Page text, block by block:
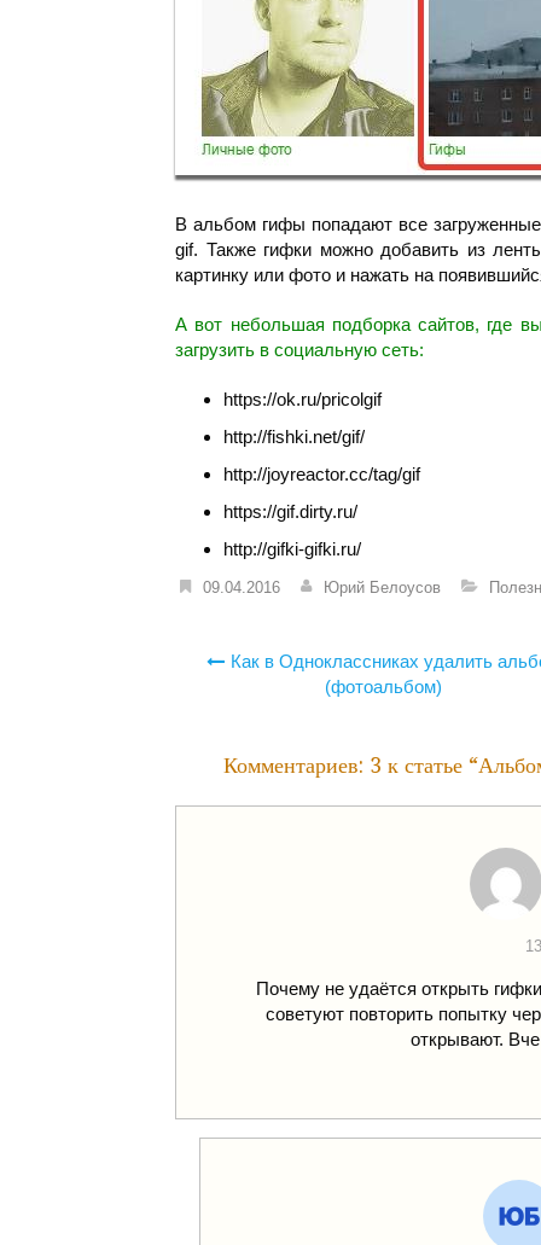
В альбом гифы попадают все
gif. Также гифки можно добавить из
картинку или фото и нажать на
А вот небольшая подборка сайтов, где
загрузить в социальную сеть:
https://ok.ru/pricolgif
http://fishki.net/gif/
http://joyreactor.cc/tag/gif
https://gif.dirty.ru/
http://gifki-gifki.ru/
09.04.2016 Юрий Белоусов
Навигация
Как в Одноклассниках удалить
(фотоальбом)
Комментариев: 3 к статье “
Почему не удаётся открыть
советуют повторить попытку
открывают.